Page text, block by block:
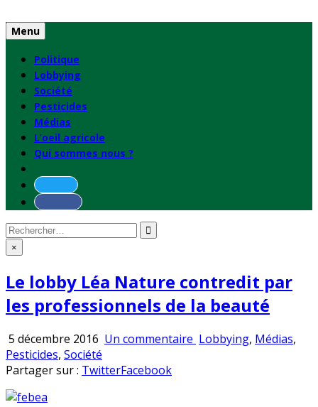
to
content
Menu
Politique
Lobbying
Société
Pesticides
Médias
L’oeil agricole
Qui sommes nous ?
Rechercher
: ×
Le lobby Léa Nature contredit par
les professionnels de la beauté
5 décembre 2016 Un commentaire sur
Publié
Lobbying, Médias,
Pesticides, Société
Partager sur : TwitterFacebook